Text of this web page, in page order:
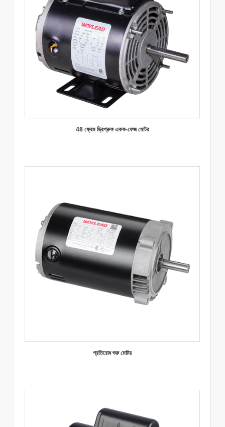
48 ফ্রেম ড্রিপ্রুফ একক-ফেজ মোটর
প্রতিরোধ শুরু মোটর